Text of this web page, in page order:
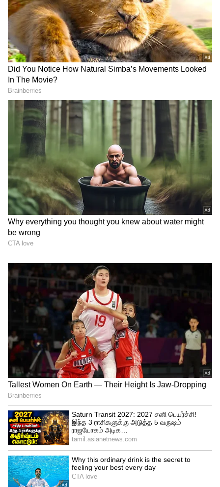
4
இன்றைய (டிசம்பர் 09) நிலவரப்படி
சென்னையில் 22 கேரட் ஆபரணத்
தங்கத்தின் விலை சவரனுக்கு
ரூ.560 குறைந்து ரூ.46,120-ஆக விற்பனை
செய்யப்படுகிறது. 22 கேரட் தங்கம்
கிராமுக்கு ரூ.70 குறைந்து ரூ.5,765ஆக
விற்பனையாகிறது. 24 கேரட் தங்கம் கிராம்
ஒன்றுக்கு ரூ. 6,235ஆக விற்பனையாகிறது.
24 கேரட் தங்கம் சவரன் ரூ. 49,880ஆக
விற்பனையாகிறது.
4
4